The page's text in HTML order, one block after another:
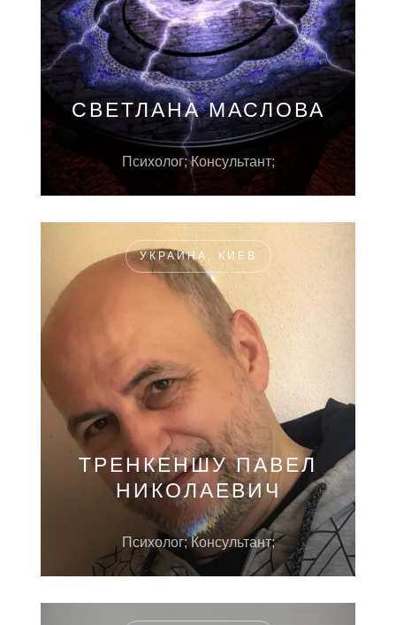
СВЕТЛАНА МАСЛОВА
Психолог; Консультант;
УКРАИНА, КИЕВ
ТРЕНКЕНШУ ПАВЕЛ
НИКОЛАЕВИЧ
Психолог; Консультант;